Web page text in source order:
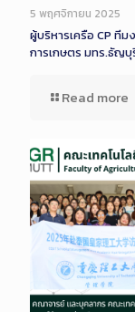
Description
5 พฤศจิกายน 2025
ผู้บริหารเครือ CP ที
การเกษตร มทร.ธัญ
Read more